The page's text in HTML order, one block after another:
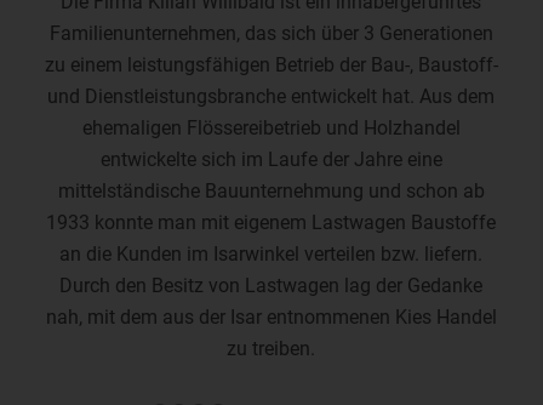
Familienunternehmen, das sich über 3 Generationen
zu einem leistungsfähigen Betrieb der Bau-, Baustoff-
und Dienstleistungsbranche entwickelt hat. Aus dem
ehemaligen Flössereibetrieb und Holzhandel
entwickelte sich im Laufe der Jahre eine
mittelständische Bauunternehmung und schon ab
1933 konnte man mit eigenem Lastwagen Baustoffe
an die Kunden im Isarwinkel verteilen bzw. liefern.
Durch den Besitz von Lastwagen lag der Gedanke
nah, mit dem aus der Isar entnommenen Kies Handel
zu treiben.